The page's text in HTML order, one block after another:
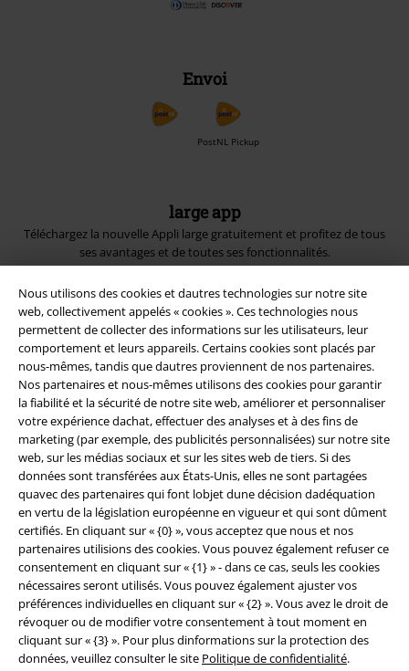
Nous utilisons des cookies et dautres technologies sur notre site
web, collectivement appelés « cookies ». Ces technologies nous
permettent de collecter des informations sur les utilisateurs, leur
comportement et leurs appareils. Certains cookies sont placés par
nous-mêmes, tandis que dautres proviennent de nos partenaires.
Nos partenaires et nous-mêmes utilisons des cookies pour garantir
la fiabilité et la sécurité de notre site web, améliorer et personnaliser
votre expérience dachat, effectuer des analyses et à des fins de
marketing (par exemple, des publicités personnalisées) sur notre site
web, sur les médias sociaux et sur les sites web de tiers. Si des
données sont transférées aux États-Unis, elles ne sont partagées
quavec des partenaires qui font lobjet dune décision dadéquation
en vertu de la législation européenne en vigueur et qui sont dûment
certifiés. En cliquant sur « {0} », vous acceptez que nous et nos
partenaires utilisions des cookies. Vous pouvez également refuser ce
consentement en cliquant sur « {1} » - dans ce cas, seuls les cookies
nécessaires seront utilisés. Vous pouvez également ajuster vos
préférences individuelles en cliquant sur « {2} ». Vous avez le droit de
révoquer ou de modifier votre consentement à tout moment en
cliquant sur « {3} ». Pour plus dinformations sur la protection des
données, veuillez consulter le site Politique de confidentialité.
Envoi
PostNL Pickup
large app
Téléchargez la nouvelle Appli large gratuitement et profitez de tous
ses avantages et de toutes ses fonctionnalités.
A Warner Music Group Company
Sécurité